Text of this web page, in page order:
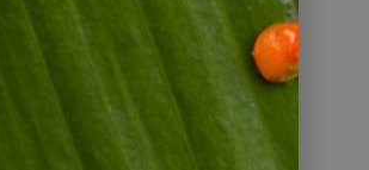
Reiseverlauf